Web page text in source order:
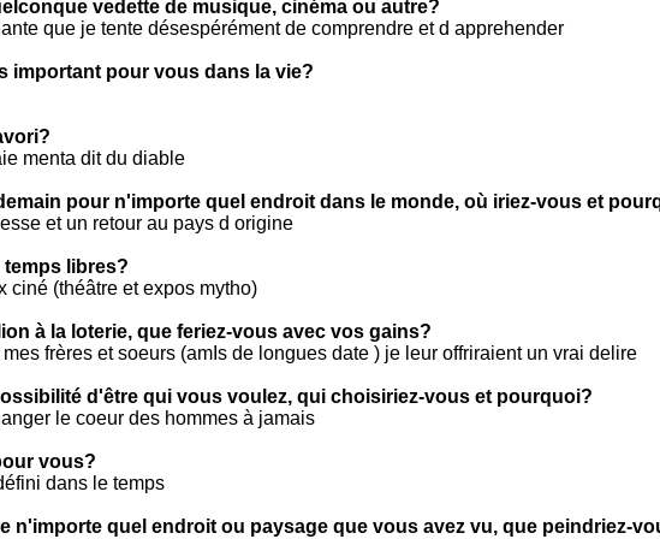
vedette de musique, cinéma ou autre?
que je tente désespérément de comprendre et d apprehender
important pour vous dans la vie?
menta dit du diable
pour n'importe quel endroit dans le monde, où iriez-vous et
et un retour au pays d origine
libres?
ciné (théâtre et expos mytho)
à la loterie, que feriez-vous avec vos gains?
frères et soeurs (amIs de longues date ) je leur offriraient un vrai delire
d'être qui vous voulez, qui choisiriez-vous et pourquoi?
le coeur des hommes à jamais
vous?
dans le temps
n'importe quel endroit ou paysage que vous avez vu, que peindriez-